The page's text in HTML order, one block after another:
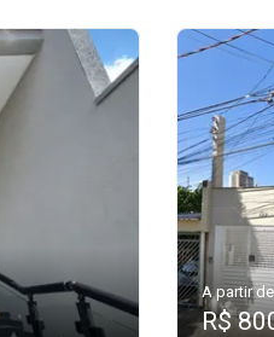
A partir
R$